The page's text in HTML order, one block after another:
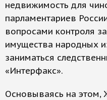
недвижимость для
парламентариев
вопросами контроля
имущества народных
заниматься
«Интерфакс».
Основываясь на этом,